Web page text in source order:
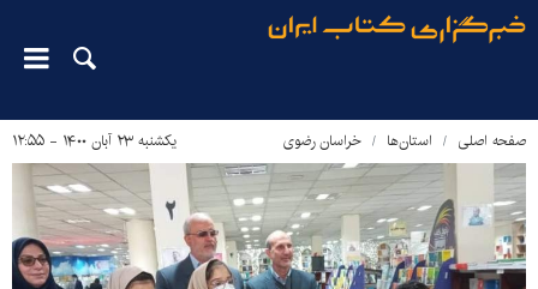
صفحه اصلی استان‌ها خراسان رضوی یکشنبه ۲۳ آبان ۱۴۰۰ - ۱۲:۵۵